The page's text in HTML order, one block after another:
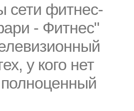
сети фитнес-
- Фитнес"
у кого нет